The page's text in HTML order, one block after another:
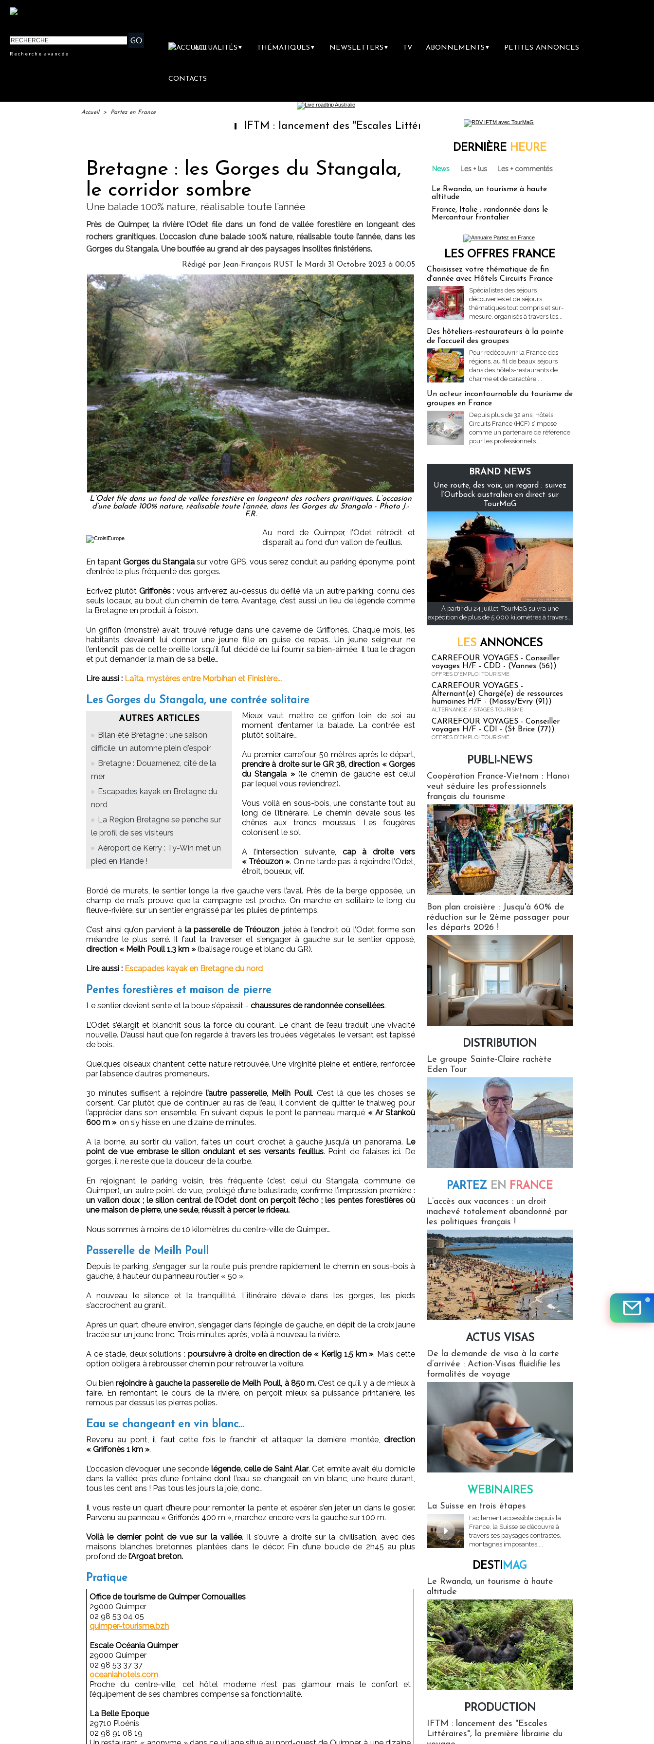
Recherche avancée
ACTUALITÉS ▼ THÉMATIQUES ▼ NEWSLETTERS ▼ TV ABONNEMENTS ▼ PETITES ANNONCES
CONTACTS
Accueil > Partez en France
IFTM : lancement des "Escales Littéraires", la première librairie du voyage
Bretagne : les Gorges du Stangala,
le corridor sombre
Une balade 100% nature, réalisable toute l’année
Près de Quimper, la rivière l’Odet file dans un fond de vallée forestière en longeant des
rochers granitiques. L’occasion d’une balade 100% nature, réalisable toute l’année, dans les
Gorges du Stangala. Une bouffée au grand air des paysages insolites finistériens.
Rédigé par Jean-François RUST le Mardi 31 Octobre 2023 à 00:05
L’Odet file dans un fond de vallée forestière en longeant des rochers granitiques. L’occasion
d’une balade 100% nature, réalisable toute l’année, dans les Gorges du Stangala - Photo J.-
F.R.
Au nord de Quimper, l’Odet rétrécit et
disparait au fond d’un vallon de feuillus.
En tapantGorges du Stangala sur votre GPS, vous serez conduit au parking éponyme, point
d’entrée le plus fréquenté des gorges.
Ecrivez plutôt Griffonès: vous arriverez au-dessus du défilé via un autre parking, connu des
seuls locaux, au bout d’un chemin de terre. Avantage, c’est aussi un lieu de légende comme
la Bretagne en produit à foison.
Un griffon (monstre) avait trouvé refuge dans une caverne de Griffonès. Chaque mois, les
habitants devaient lui donner une jeune fille en guise de repas. Un jeune seigneur ne
l’entendit pas de cette oreille lorsqu’il fut décidé de lui fournir sa bien-aimée. Il tua le dragon
et put demander la main de sa belle…
Lire aussi : Laïta, mystères entre Morbihan et Finistère...
Les Gorges du Stangala, une contrée solitaire
AUTRES ARTICLES
Bilan été Bretagne : une saison
difficile, un automne plein d'espoir
Bretagne : Douarnenez, cité de la
mer
Escapades kayak en Bretagne du
nord
La Région Bretagne se penche sur
le profil de ses visiteurs
Aéroport de Kerry : Ty-Win met un
pied en Irlande !
Mieux vaut mettre ce griffon loin de soi au
moment d’entamer la balade. La contrée est
plutôt solitaire…
Au premier carrefour, 50 mètres après le départ,
prendre à droite sur le GR 38, direction « Gorges
du Stangala »(le chemin de gauche est celui
par lequel vous reviendrez).
Vous voilà en sous-bois, une constante tout au
long de l’itinéraire. Le chemin dévale sous les
chênes aux troncs moussus. Les fougères
colonisent le sol.
A l’intersection suivante, cap à droite vers
« Tréouzon ». On ne tarde pas à rejoindre l’Odet,
étroit, boueux, vif.
Bordé de murets, le sentier longe la rive gauche vers l’aval. Près de la berge opposée, un
champ de maïs prouve que la campagne est proche. On marche en solitaire le long du
fleuve-rivière, sur un sentier engraissé par les pluies de printemps.
C’est ainsi qu’on parvient à la passerelle de Tréouzon, jetée à l’endroit où l’Odet forme son
méandre le plus serré. Il faut la traverser et s’engager à gauche sur le sentier opposé,
direction « Meilh Poull 1,3 km »(balisage rouge et blanc du GR).
Lire aussi : Escapades kayak en Bretagne du nord
Pentes forestières et maison de pierre
Le sentier devient sente et la boue s’épaissit - chaussures de randonnée conseillées.
L’Odet s’élargit et blanchit sous la force du courant. Le chant de l’eau traduit une vivacité
nouvelle. D’aussi haut que l’on regarde à travers les trouées végétales, le versant est tapissé
de bois.
Quelques oiseaux chantent cette nature retrouvée. Une virginité pleine et entière, renforcée
par l’absence d’autres promeneurs.
30 minutes suffisent à rejoindre l’autre passerelle, Meilh Poull. C’est là que les choses se
corsent. Car plutôt que de continuer au ras de l’eau, il convient de quitter le thalweg pour
l’apprécier dans son ensemble. En suivant depuis le pont le panneau marqué « Ar Stankoù
600 m », on s’y hisse en une dizaine de minutes.
A la borne, au sortir du vallon, faites un court crochet à gauche jusqu’à un panorama. Le
point de vue embrase le sillon ondulant et ses versants feuillus. Point de falaises ici. De
gorges, il ne reste que la douceur de la courbe.
En rejoignant le parking voisin, très fréquenté (c’est celui du Stangala, commune de
Quimper), un autre point de vue, protégé d’une balustrade, confirme l’impression première :
un vallon doux ; le sillon central de l’Odet dont on perçoit l’écho ; les pentes forestières où
une maison de pierre, une seule, réussit à percer le rideau.
Nous sommes à moins de 10 kilomètres du centre-ville de Quimper…
Passerelle de Meilh Poull
Depuis le parking, s’engager sur la route puis prendre rapidement le chemin en sous-bois à
gauche, à hauteur du panneau routier « 50 ».
A nouveau le silence et la tranquillité. L’itinéraire dévale dans les gorges, les pieds
s’accrochent au granit.
Après un quart d’heure environ, s’engager dans l’épingle de gauche, en dépit de la croix jaune
tracée sur un jeune tronc. Trois minutes après, voilà à nouveau la rivière.
A ce stade, deux solutions : poursuivre à droite en direction de « Kerlig 1,5 km ». Mais cette
option obligera à rebrousser chemin pour retrouver la voiture.
Ou bienrejoindre à gauche la passerelle de Meilh Poull, à 850 m.C’est ce qu’il y a de mieux à
faire. En remontant le cours de la rivière, on perçoit mieux sa puissance printanière, les
remous par dessus les pierres polies.
Eau se changeant en vin blanc…
Revenu au pont, il faut cette fois le franchir et attaquer la dernière montée, direction
« Griffonès 1 km ».
L’occasion d’évoquer une seconde légende, celle de Saint Alar. Cet ermite avait élu domicile
dans la vallée, près d’une fontaine dont l’eau se changeait en vin blanc, une heure durant,
tous les cent ans ! Pas tous les jours la joie, donc…
Il vous reste un quart d’heure pour remonter la pente et espérer s’en jeter un dans le gosier.
Parvenu au panneau « Griffonès 400 m », marchez encore vers la gauche sur 100 m.
Voilà le dernier point de vue sur la vallée. Il s’ouvre à droite sur la civilisation, avec des
maisons blanches bretonnes plantées dans le décor. Fin d’une boucle de 2h45 au plus
profond de l’Argoat breton.
Pratique
Office de tourisme de Quimper Cornouailles
29000 Quimper
02 98 53 04 05
quimper-tourisme.bzh
Escale Océania Quimper
29000 Quimper
02 98 53 37 37
oceaniahotels.com
Proche du centre-ville, cet hôtel moderne n’est pas glamour mais le confort et
l’équipement de ses chambres compense sa fonctionnalité.
La Belle Epoque
29710 Ploénis
02 98 91 08 19
DERNIÈRE HEURE
News Les + lus Les + commentés
Le Rwanda, un tourisme à haute
altitude
France, Italie : randonnée dans le
Mercantour frontalier
LES OFFRES FRANCE
Choisissez votre thématique de fin
d'année avec Hôtels Circuits France
Spécialistes des séjours
découvertes et de séjours
thématiques tout compris et sur-
mesure, organisés à travers les...
Des hôteliers-restaurateurs à la pointe
de l'accueil des groupes
Pour redécouvrir la France des
régions, au fil de beaux séjours
dans des hôtels-restaurants de
charme et de caractère....
Un acteur incontournable du tourisme de
groupes en France
Depuis plus de 32 ans, Hôtels
Circuits France (HCF) s’impose
comme un partenaire de référence
pour les professionnels...
BRAND NEWS
Une route, des voix, un regard : suivez
l’Outback australien en direct sur
TourMaG
À partir du 24 juillet, TourMaG suivra une
expédition de plus de 5 000 kilomètres à travers...
LES ANNONCES
CARREFOUR VOYAGES - Conseiller
voyages H/F - CDD - (Vannes (56))
OFFRES D'EMPLOI TOURISME
CARREFOUR VOYAGES -
Alternant(e) Chargé(e) de ressources
humaines H/F - (Massy/Evry (91))
ALTERNANCE / STAGES TOURISME
CARREFOUR VOYAGES - Conseiller
voyages H/F - CDI - (St Brice (77))
OFFRES D'EMPLOI TOURISME
PUBLI-NEWS
Coopération France-Vietnam : Hanoï
veut séduire les professionnels
français du tourisme
Bon plan croisière : Jusqu'à 60% de
réduction sur le 2ème passager pour
les départs 2026 !
DISTRIBUTION
Le groupe Sainte-Claire rachète
Eden Tour
PARTEZ EN FRANCE
L’accès aux vacances : un droit
inachevé totalement abandonné par
les politiques français !
ACTUS VISAS
De la demande de visa à la carte
d’arrivée : Action-Visas fluidifie les
formalités de voyage
WEBINAIRES
La Suisse en trois étapes
Facilement accessible depuis la
France, la Suisse se découvre à
travers ses paysages contrastés,
montagnes imposantes,...
DESTIMAG
Le Rwanda, un tourisme à haute
altitude
PRODUCTION
IFTM : lancement des "Escales
Littéraires", la première librairie du